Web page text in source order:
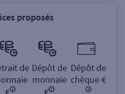
proposés
de Dépôt de
monnaie
Dépôt de
chèque €